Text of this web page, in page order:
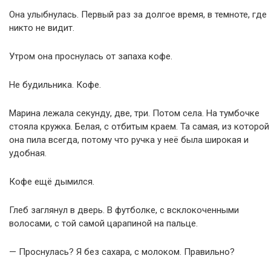
Она улыбнулась. Первый раз за долгое время, в темноте, где
никто не видит.
Утром она проснулась от запаха кофе.
Не будильника. Кофе.
Марина лежала секунду, две, три. Потом села. На тумбочке
стояла кружка. Белая, с отбитым краем. Та самая, из которой
она пила всегда, потому что ручка у неё была широкая и
удобная.
Кофе ещё дымился.
Глеб заглянул в дверь. В футболке, с всклокоченными
волосами, с той самой царапиной на пальце.
— Проснулась? Я без сахара, с молоком. Правильно?